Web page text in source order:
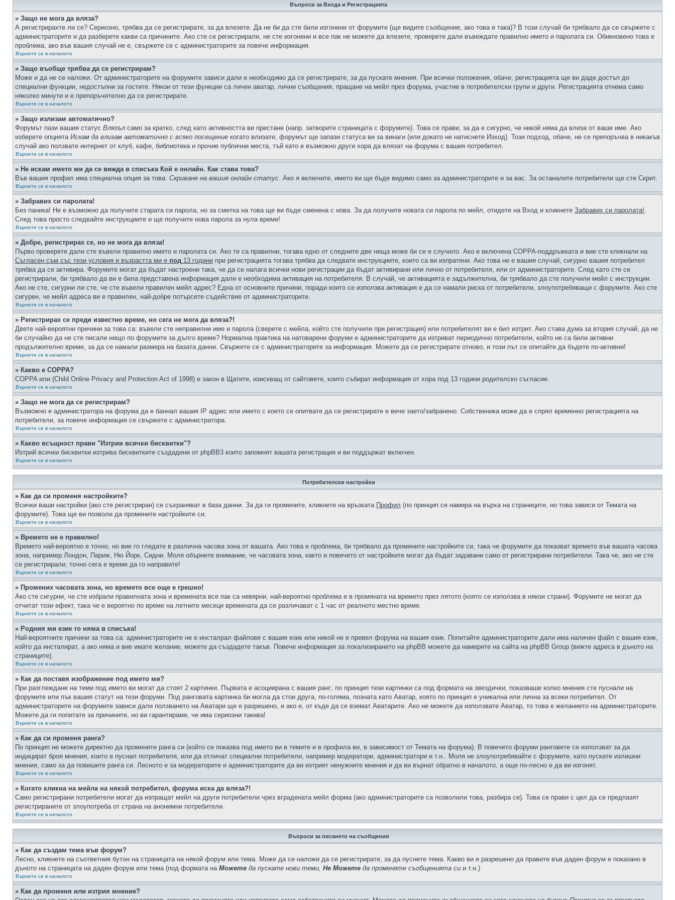
Въпроси за Входа и Регистрацията
» Защо не мога да вляза?
А регистрирахте ли се? Сериозно, трябва да се регистрирате, за да влезете. Да не би да сте били изгонени от форумите (ще видите съобщение, ако това е така)? В този случай би трябвало да се свържете с
администраторите и да разберете какви са причините. Ако сте се регистрирали, не сте изгонени и все пак не можете да влезете, проверете дали въвеждате правилно името и паролата си. Обикновено това е
проблема; ако във вашия случай не е, свържете се с администраторите за повече информация.
Върнете се в началото
» Защо въобще трябва да се регистрирам?
Може и да не се наложи. От администраторите на форумите зависи дали е необходимо да се регистрирате, за да пускате мнения. При всички положения, обаче, регистрацията ще ви даде достъп до
специални функции, недостъпни за гостите. Някои от тези функции са личен аватар, лични съобщения, пращане на мейл през форума, участие в потребителски групи и други. Регистрацията отнема само
няколко минути и е препоръчително да се регистрирате.
Върнете се в началото
» Защо излизам автоматично?
Форумът пази вашия статус Влязъл само за кратко, след като активността ви престане (напр. затворите страницата с форумите). Това се прави, за да е сигурно, че никой няма да влиза от ваше име. Ако
изберете опцията Искам да влизам автоматично с всяко посещение когато влизате, форумът ще запази статуса ви за винаги (или докато не натиснете Изход). Този подход, обаче, не се препоръчва в никакъв
случай ако ползвате интернет от клуб, кафе, библиотека и прочие публични места, тъй като е възможно други хора да влязат на форума с вашия потребител.
Върнете се в началото
» Не искам името ми да се вижда в списъка Кой е онлайн. Как става това?
Във вашия профил има специална опция за това: Скриване на вашия онлайн статус. Ако я включите, името ви ще бъде видимо само за администраторите и за вас. За останалите потребители ще сте Скрит.
Върнете се в началото
» Забравих си паролата!
Без паника! Не е възможно да получите старата си парола, но за сметка на това ще ви бъде сменена с нова. За да получите новата си парола по мейл, отидете на Вход и кликнете Забравих си паролата!.
След това просто следвайте инструкциите и ще получите нова парола за нула време!
Върнете се в началото
» Добре, регистрирах се, но не мога да вляза!
Първо проверете дали сте въвели правилно името и паролата си. Ако те са правилни, тогава едно от следните две неща може би се е случило. Ако е включена COPPA-поддръжката и вие сте кликнали на
Съгласен съм със тези условия и възрастта ми е под 13 години при регистрацията тогава трябва да следвате инструкциите, които са ви изпратени. Ако това не е вашия случай, сигурно вашия потребител
трябва да се активира. Форумите могат да бъдат настроени така, че да се налага всички нови регистрации да бъдат активирани или лично от потребителя, или от администраторите. След като сте се
регистрирали, би трябвало да ви е била представена информация дали е необходима активация на потребителя. В случай, че активацията е задължителна, би трябвало да сте получили мейл с инструкции.
Ако не сте, сигурни ли сте, че сте въвели правилен мейл адрес? Една от основните причини, поради които се използва активация е да се намали риска от потребители, злоупотребяващи с форумите. Ако сте
сигурен, че мейл адреса ви е правилен, най-добре потърсете съдействие от администраторите.
Върнете се в началото
» Регистрирах се преди известно време, но сега не мога да вляза?!
Двете най-вероятни причини за това са: въвели сте неправилни име и парола (сверете с мейла, който сте получили при регистрация) или потребителят ви е бил изтрит. Ако става дума за втория случай, да не
би случайно да не сте писали нищо по форумите за дълго време? Нормална практика на натоварени форуми е администраторите да изтриват периодично потребители, който не са били активни
продължително време, за да се намали размера на базата данни. Свържете се с администраторите за информация. Можете да се регистрирате отново, и този път се опитайте да бъдете по-активни!
Върнете се в началото
» Какво е COPPA?
COPPA или (Child Online Privacy and Protection Act of 1998) е закон в Щатите, изискващ от сайтовете, които събират информация от хора под 13 години родителско съгласие.
Върнете се в началото
» Защо не мога да се регистрирам?
Възможно е администратора на форума да е баннал вашия IP адрес или името с което се опитвате да се регистрирате е вече заето/забранено. Собственика може да е спрял временно регистрацията на
потребители, за повече информация се свържете с администратора.
Върнете се в началото
» Какво всъщност прави "Изтрии всички бисквитки"?
Изтрий всички бисквитки изтрива бисквитките създадени от phpBB3 които запомнят вашата регистрация и ви поддържат включен.
Върнете се в началото
Потребителски настройки
» Как да си променя настройките?
Всички ваши настройки (ако сте регистриран) се съхраняват в база данни. За да ги промените, кликнете на връзката Профил (по принцип се намира на върха на страниците, но това зависи от Темата на
форумите). Това ще ви позволи да промените настройките си.
Върнете се в началото
» Времето не е правилно!
Времето най-вероятно е точно, но вие го гледате в различна часова зона от вашата. Ако това е проблема, би трябвало да промените настройките си, така че форумите да показват времето във вашата часова
зона, например Лондон, Париж, Ню Йорк, Сидни. Моля обърнете внимание, че часовата зона, както и повечето от настройките могат да бъдат задавани само от регистрирани потребители. Така че, ако не сте
се регистрирали, точно сега е време да го направите!
Върнете се в началото
» Промених часовата зона, но времето все още е грешно!
Ако сте сигурни, че сте избрали правилната зона и времената все пак са невярни, най-вероятно проблема е в промяната на времето през лятото (която се използва в някои страни). Форумите не могат да
отчитат този ефект, така че е вероятно по време на летните месеци времената да се различават с 1 час от реалното местно време.
Върнете се в началото
» Родния ми език го няма в списъка!
Най-вероятните причини за това са: администраторите не е инсталрал файлове с вашия език или никой не е превел форума на вашия език. Попитайте администраторите дали има наличен файл с вашия език,
който да инсталират, а ако няма и вие имате желание, можете да създадете такъв. Повече информация за локализирането на phpBB можете да намерите на сайта на phpBB Group (вижте адреса в дъното на
страниците).
Върнете се в началото
» Как да поставя изображение под името ми?
При разглеждане на теми под името ви могат да стоят 2 картинки. Първата е асоциирана с вашия ранг; по принцип тези картинки са под формата на звездички, показваше колко мнения сте пуснали на
форумите или пък вашия статут на тези форуми. Под ранговата картинка би могла да стои друга, по-голяма, позната като Аватар, която по принцип е уникална или лична за всеки потребител. От
администраторите на форумите зависи дали ползването на Аватари ще е разрешено, и ако е, от къде да се вземат Аватарите. Ако не можете да използвате Аватар, то това е желанието на администраторите.
Можете да ги попитате за причините, но ви гарантираме, че има сериозни такива!
Върнете се в началото
» Как да си променя ранга?
По принцип не можете директно да промените ранга си (който се показва под името ви в темите и в профила ви, в зависимост от Темата на форума). В повечето форуми ранговете се използват за да
индицират броя мнения, които е пуснал потребителя, или да отличат специални потребители, например модератори, администратори и т.н.. Моля не злоупотребявайте с форумите, като пускате излишни
мнения, само за да повишите ранга си. Лесното е за модераторите и администраторите да ви изтрият ненужните мнения и да ви върнат обратно в началото, а още по-лесно е да ви изгонят.
Върнете се в началото
» Когато кликна на мейла на някой потребител, форума иска да вляза?!
Само регистрирани потребители могат да изпращат мейл на други потребители чрез вградената мейл форма (ако администраторите са позволили това, разбира се). Това се прави с цел да се предпазят
регистрираните от злоупотреба от страна на анонимни потребители.
Върнете се в началото
Въпроси за писането на съобщения
» Как да създам тема във форум?
Лесно, кликнете на съответния бутон на страницата на някой форум или тема. Може да се наложи да се регистрирате, за да пуснете тема. Какво ви е разрешено да правите във даден форум е показано в
дъното на страницата на даден форум или тема (под формата на Можете да пускате нови теми, Не Можете да променяте съобщенията си и т.н.)
Върнете се в началото
» Как да променя или изтрия мнение?